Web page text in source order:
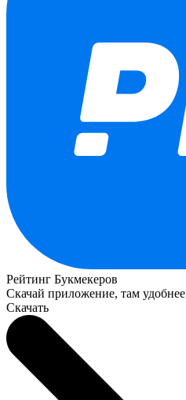
Рейтинг Букмекеров
Скачай приложение, там удобнее
Скачать